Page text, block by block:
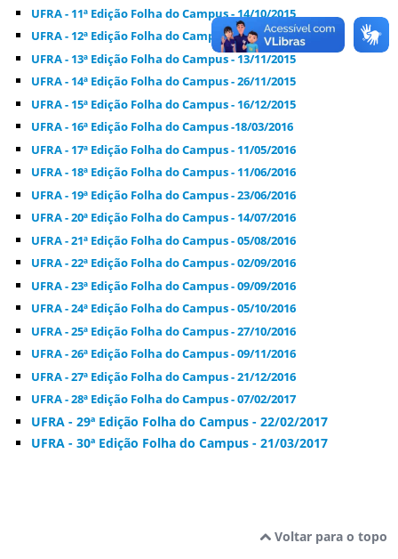
UFRA - 11ª Edição Folha do Campus - 14/10/2015
UFRA - 12ª Edição Folha do Campus - 30/10/2015
UFRA - 13ª Edição Folha do Campus - 13/11/2015
UFRA - 14ª Edição Folha do Campus - 26/11/2015
UFRA - 15ª Edição Folha do Campus - 16/12/2015
UFRA - 16ª Edição Folha do Campus -18/03/2016
UFRA - 17ª Edição Folha do Campus - 11/05/2016
UFRA - 18ª Edição Folha do Campus - 11/06/2016
UFRA - 19ª Edição Folha do Campus - 23/06/2016
UFRA - 20ª Edição Folha do Campus - 14/07/2016
UFRA - 21ª Edição Folha do Campus - 05/08/2016
UFRA - 22ª Edição Folha do Campus - 02/09/2016
UFRA - 23ª Edição Folha do Campus - 09/09/2016
UFRA - 24ª Edição Folha do Campus - 05/10/2016
UFRA - 25ª Edição Folha do Campus - 27/10/2016
UFRA - 26ª Edição Folha do Campus - 09/11/2016
UFRA - 27ª Edição Folha do Campus - 21/12/2016
UFRA - 28ª Edição Folha do Campus - 07/02/2017
UFRA - 29ª Edição Folha do Campus - 22/02/2017
UFRA - 30ª Edição Folha do Campus - 21/03/2017
Voltar para o topo